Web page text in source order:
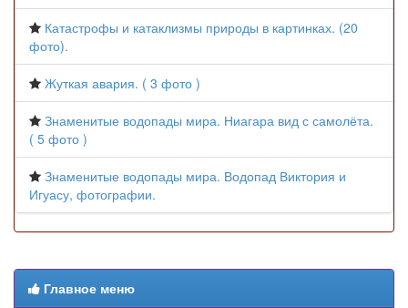
Катастрофы и катаклизмы природы в картинках. (20
фото).
Жуткая авария. ( 3 фото )
Знаменитые водопады мира. Ниагара вид с самолёта.
( 5 фото )
Знаменитые водопады мира. Водопад Виктория и
Игуасу, фотографии.
Главное меню